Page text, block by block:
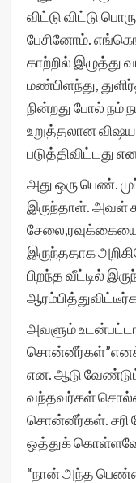
விட்டு விட்டு
பேசினோம்.
காற்றில் இழுத்து
மண்பிளந்து,
நின்றது போல் நம்
உறுத்தலான
படுத்திவிட்டது
அது ஒரு பெண்.
இருந்தாள். அவள்
இருந்ததாக
பிறந்த வீட்டில்
அவளும்
என. ஆடு
வந்தவர்கள்
சொன்னீர்கள். சரி
ஒத்துக் கொள்ளவோ
“நான் அந்த